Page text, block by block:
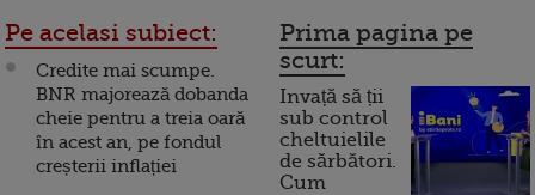
Pe acelasi subiect:
Credite mai scumpe.
BNR majorează dobanda
cheie pentru a treia oară
în acest an, pe fondul
creșterii inflației
Prima pagina pe
scurt:
Invață să ții
sub control
cheltuielile
de sărbători.
Cum